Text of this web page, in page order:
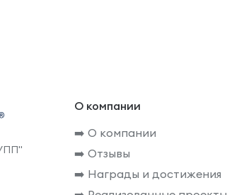
О компании
➡️ О компании
➡️ Отзывы
➡️ Награды и достижения